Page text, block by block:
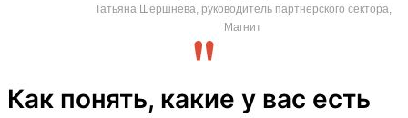
Татьяна Шершнёва, руководитель партнёрского сектора,
Магнит
Как понять, какие у вас есть